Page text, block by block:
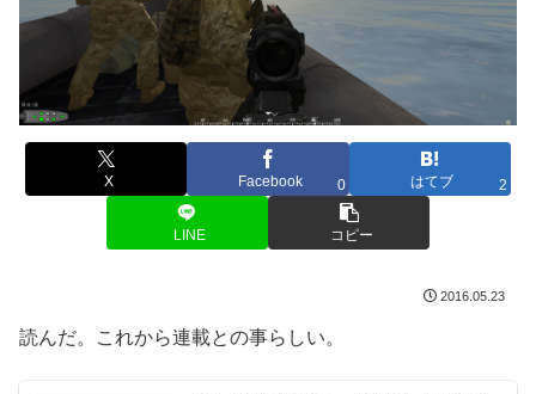
X Facebook 0 はてブ 2
LINE コピー
2016.05.23
読んだ。これから連載との事らしい。